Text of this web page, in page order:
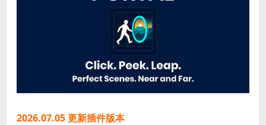
2026.07.05 更新插件版本